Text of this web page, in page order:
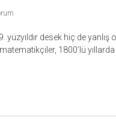
yüzyıldır desek hiç de
1800’lü